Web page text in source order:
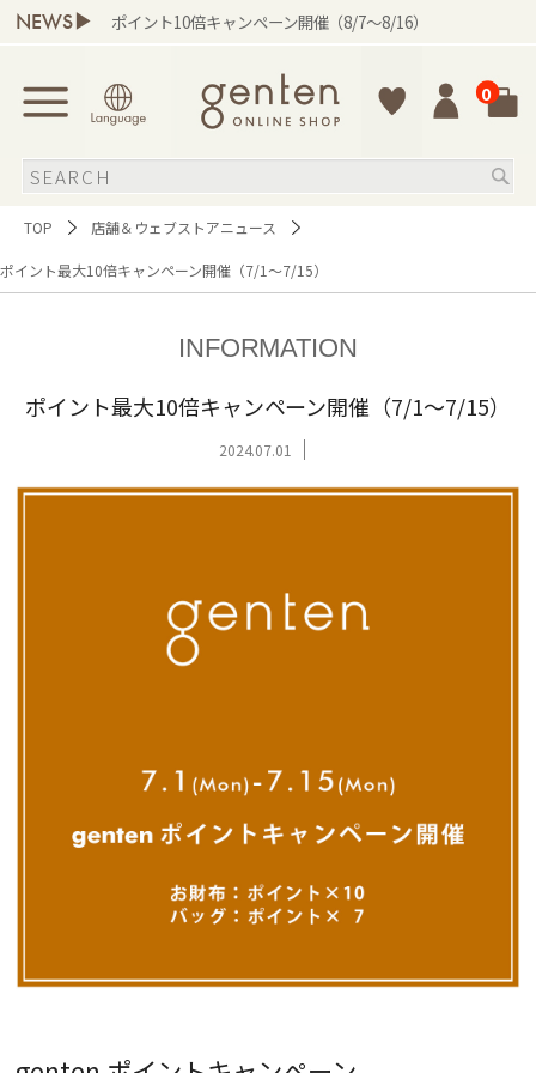
NEWS▶ ポイント10倍キャンペーン開催（8/7～8/16）
0
TOP 店舗＆ウェブストアニュース
ポイント最大10倍キャンペーン開催（7/1～7/15）
INFORMATION
ポイント最大10倍キャンペーン開催（7/1～7/15）
2024.07.01